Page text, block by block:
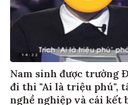
Nam sinh được trường
đi thi "Ai là triệu phú",
nghề nghiệp và cái kết